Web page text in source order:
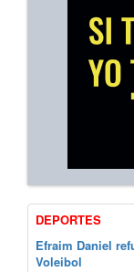
DEPORTES
Efraim Daniel
Voleibol